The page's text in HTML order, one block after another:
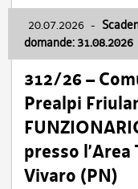
20.07.2026 -
domande: 31.08.2026
312/26 –
Prealpi
presso l’Area
Vivaro (PN)